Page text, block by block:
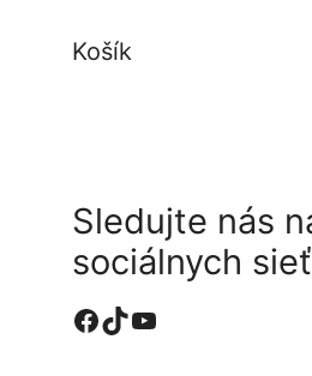
Košík
Sledujte nás
sociálnych